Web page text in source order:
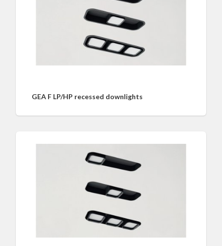
GEA F LP/HP recessed downlights